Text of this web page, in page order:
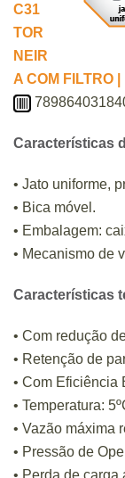
C31
TOR
NEIR
A COM FILTRO
Características
• Jato uniforme,
• Bica móvel.
• Embalagem:
• Mecanismo de
Características
• Com redução
• Retenção de
• Com Eficiência
• Temperatura:
• Vazão máxima
• Pressão de
• Perda de carga